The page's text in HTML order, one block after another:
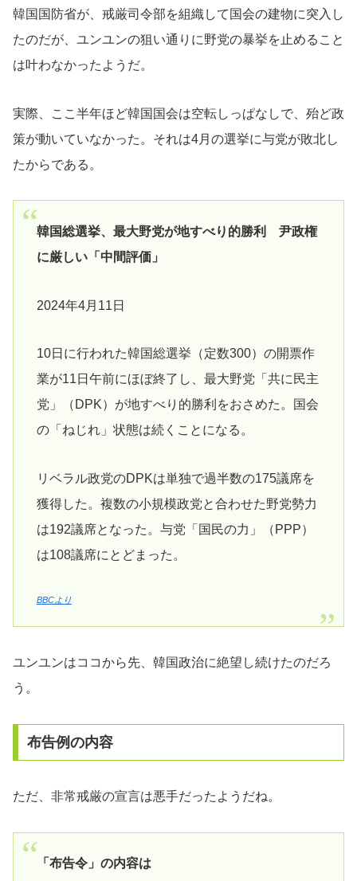
韓国国防省が、戒厳司令部を組織して国会の建物に突入し
たのだが、ユンユンの狙い通りに野党の暴挙を止めること
は叶わなかったようだ。
実際、ここ半年ほど韓国国会は空転しっぱなしで、殆ど政
策が動いていなかった。それは4月の選挙に与党が敗北し
たからである。
韓国総選挙、最大野党が地すべり的勝利 尹政権
に厳しい「中間評価」
2024年4月11日
10日に行われた韓国総選挙（定数300）の開票作
業が11日午前にほぼ終了し、最大野党「共に民主
党」（DPK）が地すべり的勝利をおさめた。国会
の「ねじれ」状態は続くことになる。
リベラル政党のDPKは単独で過半数の175議席を
獲得した。複数の小規模政党と合わせた野党勢力
は192議席となった。与党「国民の力」（PPP）
は108議席にとどまった。
BBCより
ユンユンはココから先、韓国政治に絶望し続けたのだろ
う。
布告例の内容
ただ、非常戒厳の宣言は悪手だったようだね。
「布告令」の内容は